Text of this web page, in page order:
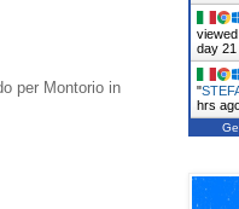
per Montorio in
day
"
hrs